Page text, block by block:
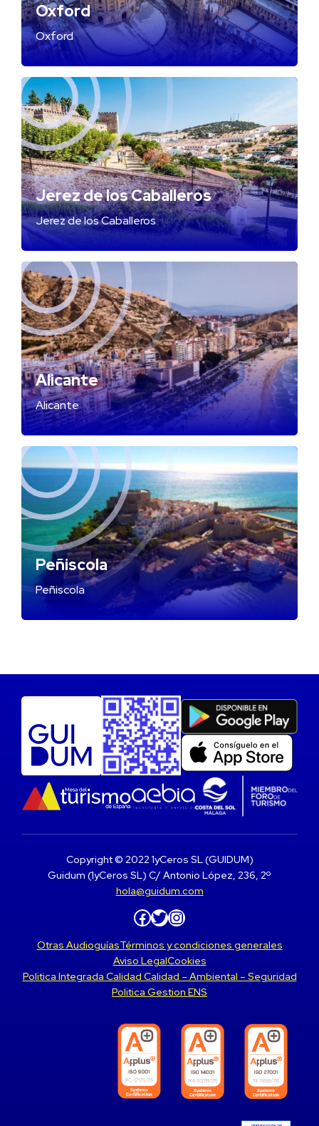
Oxford
Oxford
Jerez de los Caballeros
Jerez de los Caballeros
Alicante
Alicante
Peñiscola
Peñiscola
Copyright © 2022 1yCeros SL (GUIDUM)
Guidum (1yCeros SL) C/ Antonio López, 236, 2º
hola@guidum.com
Facebook Twitter Instagram
Otras AudioguíasTérminos y condiciones generales
Aviso LegalCookies
Politica Integrada Calidad Calidad – Ambiental – Seguridad
Politica Gestion ENS